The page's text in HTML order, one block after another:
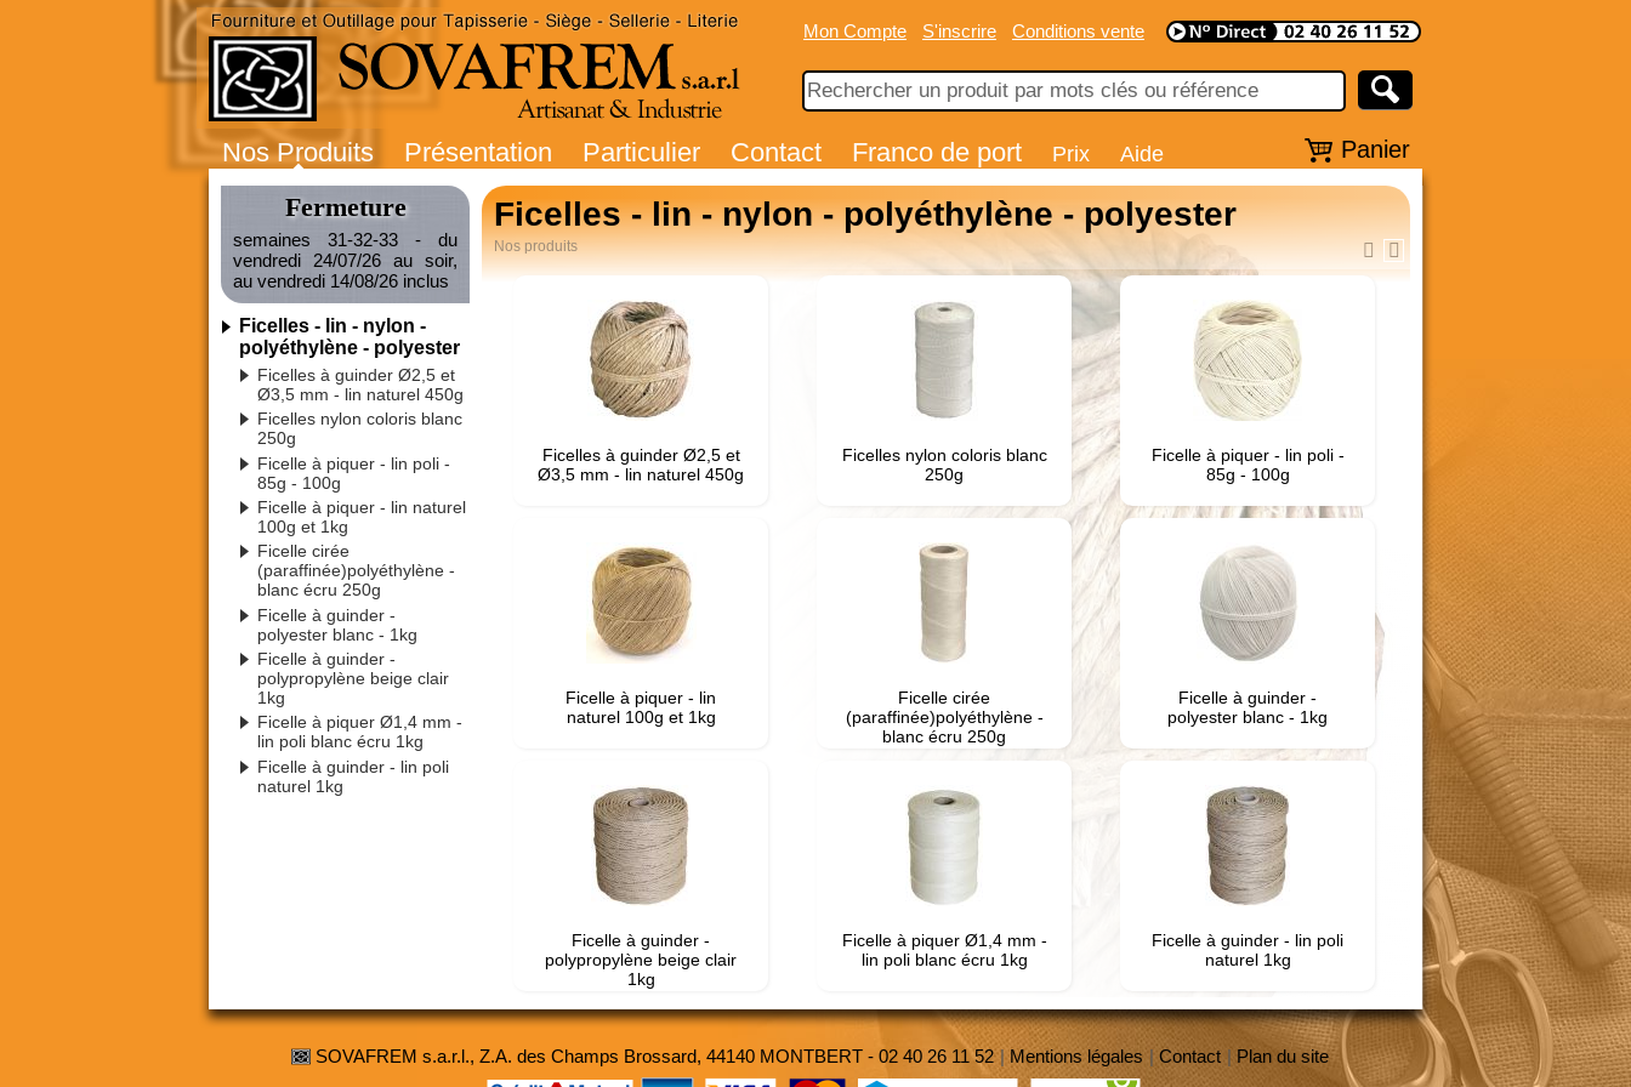
Mon Compte S'inscrire Conditions vente
Nos Produits Présentation Particulier Contact Franco de port Prix Aide Panier
Fermeture
semaines 31-32-33 - du
vendredi 24/07/26 au soir,
au vendredi 14/08/26 inclus
Ficelles - lin - nylon -
polyéthylène - polyester
Ficelles à guinder Ø2,5 et
Ø3,5 mm - lin naturel 450g
Ficelles nylon coloris blanc
250g
Ficelle à piquer - lin poli -
85g - 100g
Ficelle à piquer - lin naturel
100g et 1kg
Ficelle cirée
(paraffinée)polyéthylène -
blanc écru 250g
Ficelle à guinder -
polyester blanc - 1kg
Ficelle à guinder -
polypropylène beige clair
1kg
Ficelle à piquer Ø1,4 mm -
lin poli blanc écru 1kg
Ficelle à guinder - lin poli
naturel 1kg
Ficelles - lin - nylon - polyéthylène - polyester
Nos produits
Ficelles à guinder Ø2,5 et
Ø3,5 mm - lin naturel 450g
Ficelles nylon coloris blanc
250g
Ficelle à piquer - lin poli -
85g - 100g
Ficelle à piquer - lin
naturel 100g et 1kg
Ficelle cirée
(paraffinée)polyéthylène -
blanc écru 250g
Ficelle à guinder -
polyester blanc - 1kg
Ficelle à guinder -
polypropylène beige clair
1kg
Ficelle à piquer Ø1,4 mm -
lin poli blanc écru 1kg
Ficelle à guinder - lin poli
naturel 1kg
SOVAFREM s.a.r.l., Z.A. des Champs Brossard, 44140 MONTBERT - 02 40 26 11 52 |Mentions légales | Contact | Plan du site